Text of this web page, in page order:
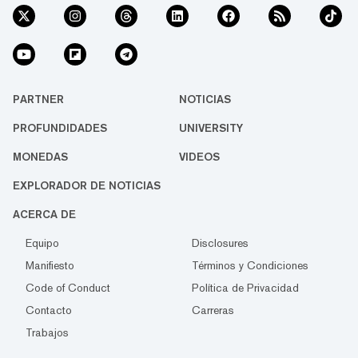
PARTNER NOTICIAS
PROFUNDIDADES UNIVERSITY
MONEDAS VIDEOS
EXPLORADOR DE NOTICIAS
ACERCA DE
Equipo
Disclosures
Manifiesto
Términos y Condiciones
Code of Conduct
Política de Privacidad
Contacto
Carreras
Trabajos